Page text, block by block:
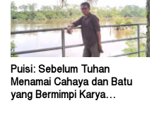
Puisi: Sebelum Tuhan
Menamai Cahaya dan Batu
yang Bermimpi Karya